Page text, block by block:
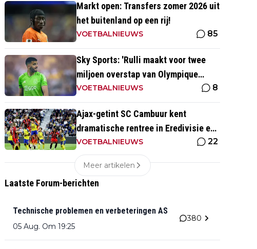
Markt open: Transfers zomer 2026 uit
het buitenland op een rij!
VOETBALNIEUWS 85
Sky Sports: 'Rulli maakt voor twee
miljoen overstap van Olympique
Marseille naar Manchester City'
VOETBALNIEUWS 8
Ajax-getint SC Cambuur kent
dramatische rentree in Eredivisie en
krijgt pak slaag in eigen huis
VOETBALNIEUWS 22
Meer artikelen
Laatste Forum-berichten
Technische problemen en verbeteringen AS
05 Aug. Om 19:25
380